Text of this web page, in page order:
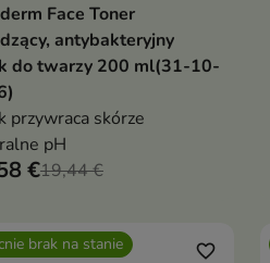
Dodaj do koszyka
Face Toner
antybakteryjny
do twarzy 200 ml(31-10-
przywraca skórze
pH
€19,44 €
brak na stanie favorite_border